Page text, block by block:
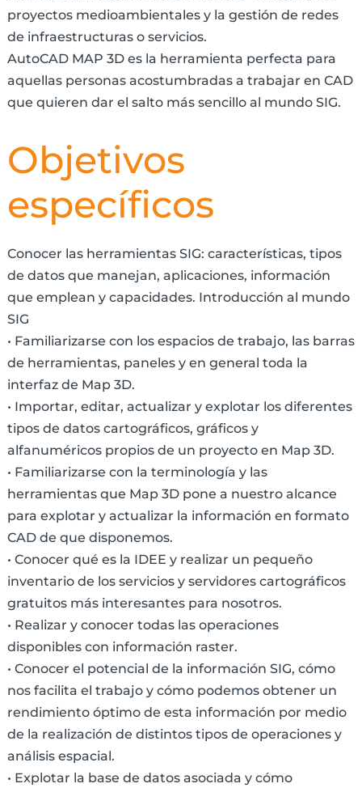
proyectos medioambientales y la gestión de redes
de infraestructuras o servicios.
AutoCAD MAP 3D es la herramienta perfecta para
aquellas personas acostumbradas a trabajar en CAD
que quieren dar el salto más sencillo al mundo SIG.
Objetivos
específicos
Conocer las herramientas SIG: características, tipos
de datos que manejan, aplicaciones, información
que emplean y capacidades. Introducción al mundo
SIG
• Familiarizarse con los espacios de trabajo, las barras
de herramientas, paneles y en general toda la
interfaz de Map 3D.
• Importar, editar, actualizar y explotar los diferentes
tipos de datos cartográficos, gráficos y
alfanuméricos propios de un proyecto en Map 3D.
• Familiarizarse con la terminología y las
herramientas que Map 3D pone a nuestro alcance
para explotar y actualizar la información en formato
CAD de que disponemos.
• Conocer qué es la IDEE y realizar un pequeño
inventario de los servicios y servidores cartográficos
gratuitos más interesantes para nosotros.
• Realizar y conocer todas las operaciones
disponibles con información raster.
• Conocer el potencial de la información SIG, cómo
nos facilita el trabajo y cómo podemos obtener un
rendimiento óptimo de esta información por medio
de la realización de distintos tipos de operaciones y
análisis espacial.
• Explotar la base de datos asociada y cómo